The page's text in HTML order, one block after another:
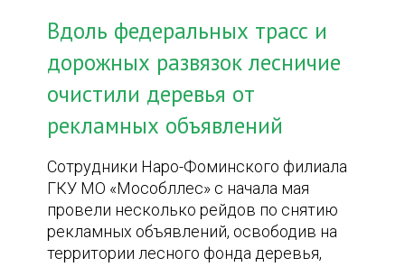
Вдоль федеральных трасс и
дорожных развязок лесничие
очистили деревья от
рекламных объявлений
Сотрудники Наро-Фоминского филиала
ГКУ МО «Мособллес» с начала мая
провели несколько рейдов по снятию
рекламных объявлений, освободив на
территории лесного фонда деревья,